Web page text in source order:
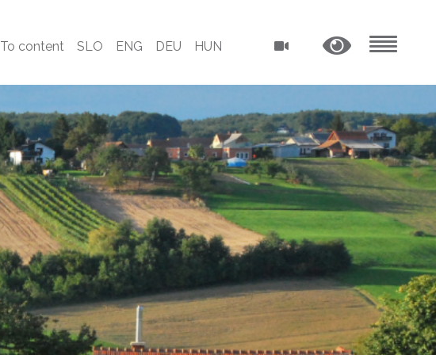
To content SLO ENG DEU HUN